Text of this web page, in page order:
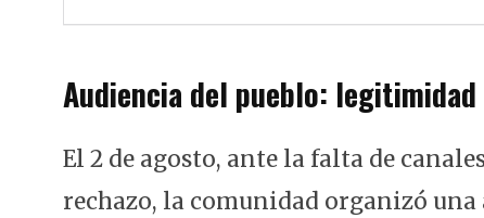
Audiencia del pueblo:
El 2 de agosto, ante la falta de
rechazo, la comunidad organizó